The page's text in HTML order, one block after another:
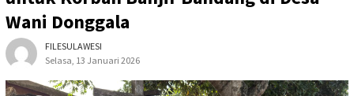
Wani Donggala
FILESULAWESI
Selasa, 13 Januari 2026